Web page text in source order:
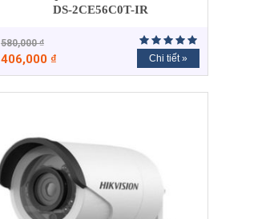
DS-2CE56C0T-IR
580,000₫
406,000 ₫ Chi tiết »